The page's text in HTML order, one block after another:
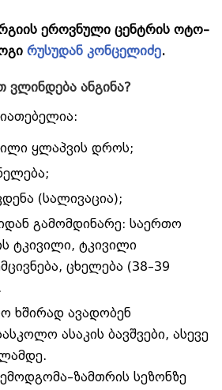
ეროვნული ცენტრის ოტო–
რუსუდან კონცელიძე.
ვლინდება ანგინა?
ყლაპვის დროს;
(სალივაცია);
გამომდინარე: საერთო
ტკივილი, ტკივილი
ცხელება (38–39
ხშირად ავადობენ
ასაკის ბავშვები, ასევე
სეზონზე